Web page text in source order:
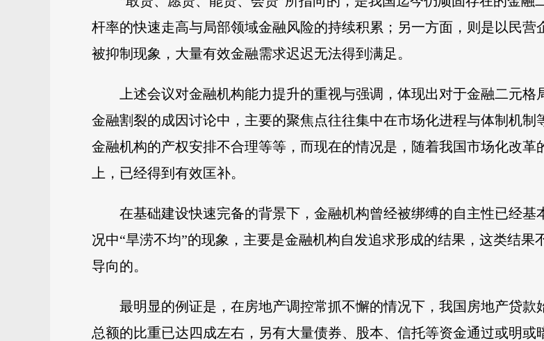
杆率的快速走高与局部领域金融风险的持续积累；另一方面，则是以民
被抑制现象，大量有效金融需求迟迟无法得到满足。
上述会议对金融机构能力提升的重视与强调，体现出对于金融二元
金融割裂的成因讨论中，主要的聚焦点往往集中在市场化进程与体制机
金融机构的产权安排不合理等等，而现在的情况是，随着我国市场化改
上，已经得到有效匡补。
在基础建设快速完备的背景下，金融机构曾经被绑缚的自主性已经
况中“旱涝不均”的现象，主要是金融机构自发追求形成的结果，这类结
导向的。
最明显的例证是，在房地产调控常抓不懈的情况下，我国房地产贷
总额的比重已达四成左右，另有大量债券、股本、信托等资金通过或明